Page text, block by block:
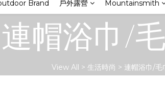
Brand 戶外露營 Mountainsmith
連帽浴巾/
View All >生活時尚 > 連帽浴巾/毛